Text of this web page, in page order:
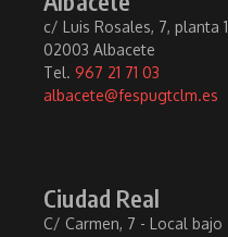
c/ Luis Rosales, 7, planta 1
02003 Albacete
Tel. 967 21 71 03
albacete@fespugtclm.es
Ciudad Real
C/ Carmen, 7 - Local bajo